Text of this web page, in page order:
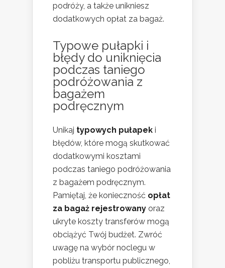
podróży, a także unikniesz
dodatkowych opłat za bagaż.
Typowe pułapki i
błędy do uniknięcia
podczas taniego
podróżowania z
bagażem
podręcznym
Unikaj typowych pułapek i
błędów, które mogą skutkować
dodatkowymi kosztami
podczas taniego podróżowania
z bagażem podręcznym.
Pamiętaj, że konieczność opłat
za bagaż rejestrowany oraz
ukryte koszty transferów mogą
obciążyć Twój budżet. Zwróć
uwagę na wybór noclegu w
pobliżu transportu publicznego,